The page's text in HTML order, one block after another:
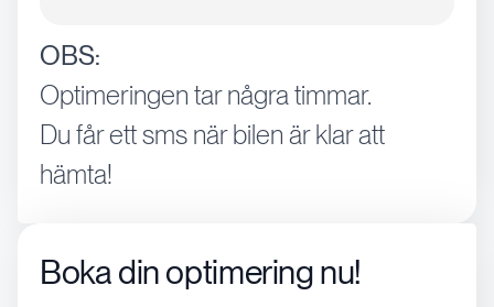
OBS:
Optimeringen tar några timmar.
Du får ett sms när bilen är klar att
hämta!
Boka din optimering nu!